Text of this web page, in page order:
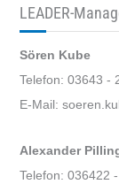
LEADER-
Sören Kube
Telefon: 03643 -
E-Mail:
Alexander
Telefon: 036422